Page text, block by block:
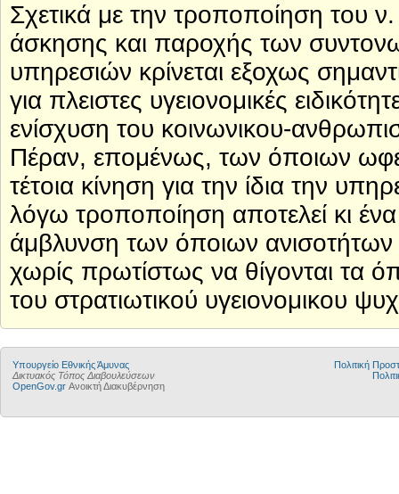
Σχετικά με την τροποποίηση του
άσκησης και παροχής των
υπηρεσιών κρίνεται εξοχως
για πλειστες υγειονομικές
ενίσχυση του κοινωνικου-
Πέραν, επομένως, των όποιων
τέτοια κίνηση για την ίδια την
λόγω τροποποίηση αποτελεί κι
άμβλυνση των όποιων ανισοτήτων
χωρίς πρωτίστως να θίγονται τα
του στρατιωτικού υγειονομικου
Υπουργείο Εθνικής Άμυνας
Δικτυακός Τόπος Διαβουλεύσεων
OpenGov.gr Ανοικτή Διακυβέρνηση
Πολιτική